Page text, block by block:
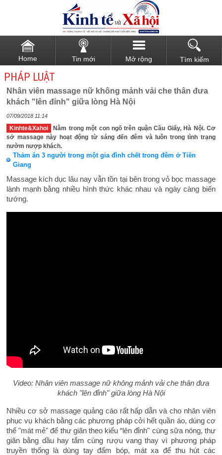
Home Tin mới Mở rộng Tìm kiếm
PHÁP LUẬT
Nhân viên massage nữ không mảnh vải che thân đưa
khách "lên đỉnh" giữa lòng Hà Nội
07/09/2018 11:14
Kinhte&Xahoi
Nằm trong một con ngõ trên quận Cầu Giấy, Hà Nội. Cơ
sở massage này hoạt động từ sáng đến đêm và luôn trong tình trạng
nườm nượp khách.
Thảm án 3 người trong một gia đình chết trong đêm ở Tiền
Giang
Massage kích dục lâu nay vẫn tồn tại bên trong vỏ bọc massage
lành mạnh bằng nhiều hình thức khác nhau và ngày càng biến
tướng.
Video: Nhân viên massage nữ không mảnh vải che thân đưa
khách "lên đỉnh" giữa lòng Hà Nội
Nhiều cơ sở massage quảng cáo rất hấp dẫn và cho nhân viên
phục vụ khách bằng các phương pháp cởi hết quần áo, dùng cơ
thể "mát mẻ" để thư giãn theo kiểu “lên đỉnh" cùng sữa nóng, thư
giãn bằng dầu hay tắm cùng rượu vang thay vì phương pháp
truyền thống là dùng tay đấm bóp, mát xa để thu hút các